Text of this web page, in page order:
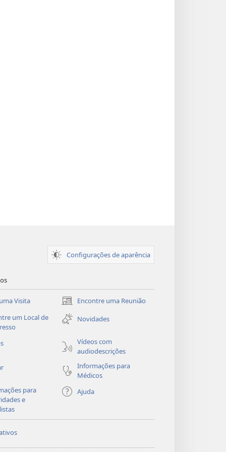
Configurações de aparência
Visita Encontre uma Reunião
(abre
nova
janela)
um Local de
Novidades
Vídeos com
audiodescrições
Informações para
Médicos
para
e
Ajuda